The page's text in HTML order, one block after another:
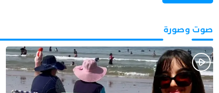
صوت وصورة